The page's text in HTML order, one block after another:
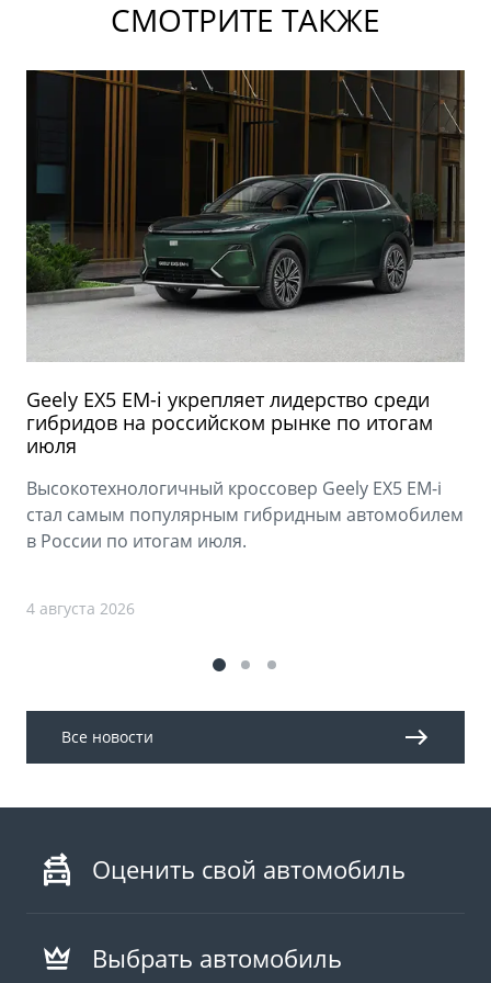
СМОТРИТЕ ТАКЖЕ
Geely EX5 EM-i укрепляет лидерство среди
гибридов на российском рынке по итогам
июля
Высокотехнологичный кроссовер Geely EX5 EM-i
стал самым популярным гибридным автомобилем
в России по итогам июля.
4 августа 2026
Все новости
Оценить свой автомобиль
Выбрать автомобиль